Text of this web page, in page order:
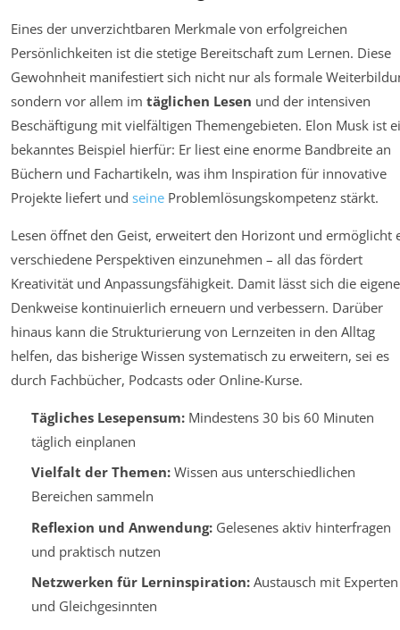
Eines der unverzichtbaren Merkmale von erfolgreichen
Persönlichkeiten ist die stetige Bereitschaft zum Lernen. Diese
Gewohnheit manifestiert sich nicht nur als formale
sondern vor allem im täglichen Lesen und der intensiven
Beschäftigung mit vielfältigen Themengebieten. Elon Musk ist
bekanntes Beispiel hierfür: Er liest eine enorme Bandbreite an
Büchern und Fachartikeln, was ihm Inspiration für innovative
Projekte liefert und seine Problemlösungskompetenz stärkt.
Lesen öffnet den Geist, erweitert den Horizont und ermöglicht
verschiedene Perspektiven einzunehmen – all das fördert
Kreativität und Anpassungsfähigkeit. Damit lässt sich die eigene
Denkweise kontinuierlich erneuern und verbessern. Darüber
hinaus kann die Strukturierung von Lernzeiten in den Alltag
helfen, das bisherige Wissen systematisch zu erweitern, sei es
durch Fachbücher, Podcasts oder Online-Kurse.
Tägliches Lesepensum:Mindestens 30 bis 60 Minuten
täglich einplanen
Vielfalt der Themen:Wissen aus unterschiedlichen
Bereichen sammeln
Reflexion und Anwendung:Gelesenes aktiv hinterfragen
und praktisch nutzen
Netzwerken für Lerninspiration:Austausch mit Experten
und Gleichgesinnten